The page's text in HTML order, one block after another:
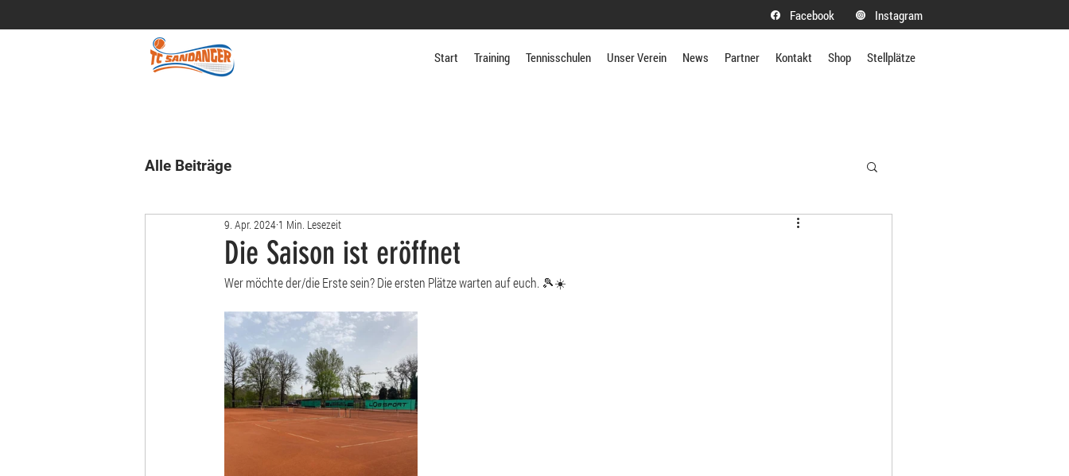
Facebook Instagram
Start Training Tennisschulen Unser Verein News Partner Kontakt Shop Stellplätze
Alle Beiträge
Die Saison ist eröffnet
9. Apr. 2024 1 Min. Lesezeit
Wer möchte der/die Erste sein? Die ersten Plätze warten auf euch. 🎾☀️